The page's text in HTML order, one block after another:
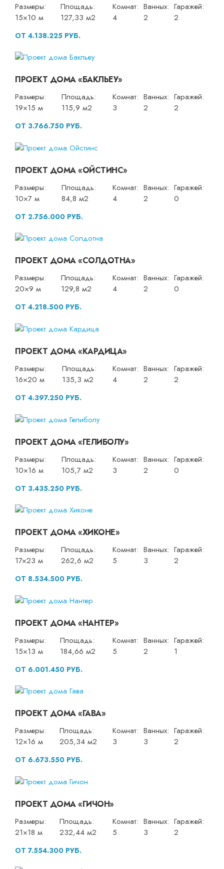
Размеры:
15×10 м
Площадь:
127,33 м2
Комнат:
4
Ванных:
2
Гаражей:
2
ОТ 4.138.225 РУБ.
ПРОЕКТ ДОМА «БАКЛЬЕУ»
Размеры:
19×15 м
Площадь:
115,9 м2
Комнат:
3
Ванных:
2
Гаражей:
2
ОТ 3.766.750 РУБ.
ПРОЕКТ ДОМА «ОЙСТИНС»
Размеры:
10×7 м
Площадь:
84,8 м2
Комнат:
4
Ванных:
2
Гаражей:
0
ОТ 2.756.000 РУБ.
ПРОЕКТ ДОМА «СОЛДОТНА»
Размеры:
20×9 м
Площадь:
129,8 м2
Комнат:
4
Ванных:
2
Гаражей:
0
ОТ 4.218.500 РУБ.
ПРОЕКТ ДОМА «КАРДИЦА»
Размеры:
16×20 м
Площадь:
135,3 м2
Комнат:
4
Ванных:
2
Гаражей:
2
ОТ 4.397.250 РУБ.
ПРОЕКТ ДОМА «ГЕЛИБОЛУ»
Размеры:
10×16 м
Площадь:
105,7 м2
Комнат:
3
Ванных:
2
Гаражей:
0
ОТ 3.435.250 РУБ.
ПРОЕКТ ДОМА «ХИКОНЕ»
Размеры:
17×23 м
Площадь:
262,6 м2
Комнат:
5
Ванных:
3
Гаражей:
2
ОТ 8.534.500 РУБ.
ПРОЕКТ ДОМА «НАНТЕР»
Размеры:
15×13 м
Площадь:
184,66 м2
Комнат:
5
Ванных:
2
Гаражей:
1
ОТ 6.001.450 РУБ.
ПРОЕКТ ДОМА «ГАВА»
Размеры:
12×16 м
Площадь:
205,34 м2
Комнат:
3
Ванных:
3
Гаражей:
2
ОТ 6.673.550 РУБ.
ПРОЕКТ ДОМА «ГИЧОН»
Размеры:
21×18 м
Площадь:
232,44 м2
Комнат:
5
Ванных:
3
Гаражей:
2
ОТ 7.554.300 РУБ.